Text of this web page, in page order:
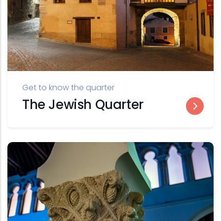
Get to know the quarter
The Jewish Quarter